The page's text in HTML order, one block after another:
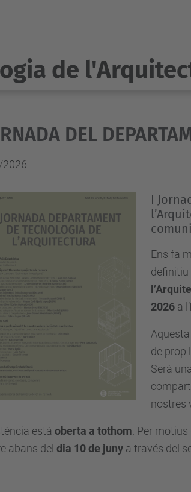
de
DEL
I
Ens fa
definitiu
2026 a l’
de prop
Serà
nostres
està oberta a tothom . Per
abans del dia 10 de juny a través del